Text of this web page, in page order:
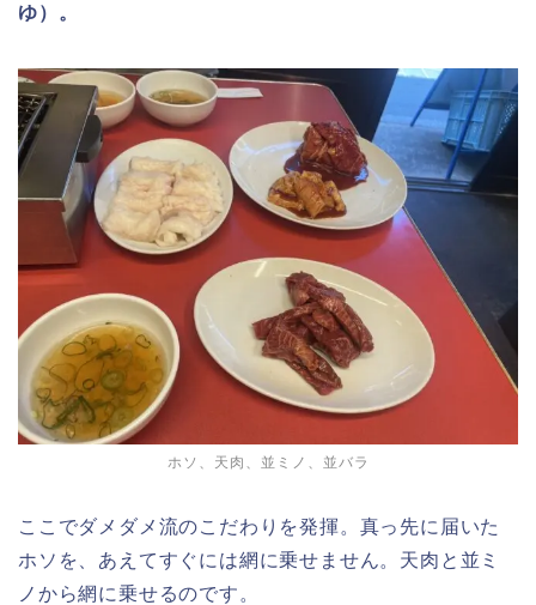
ゆ）。
ホソ、天肉、並ミノ、並バラ
ここでダメダメ流のこだわりを発揮。真っ先に届いた
ホソを、あえてすぐには網に乗せません。天肉と並ミ
ノから網に乗せるのです。